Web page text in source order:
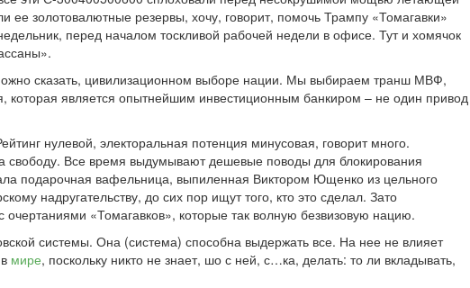
золотовалютные резервы, хочу, говорит, помочь Трампу «Томагавки»
перед началом тоскливой рабочей недели в офисе. Тут и хомячок
можно сказать, цивилизационном выборе нации. Мы выбираем транш МВФ,
является опытнейшим инвестиционным банкиром – не один привод
нулевой, электоральная потенция минусовая, говорит много.
Все время выдумывают дешевые поводы для блокирования
подарочная вафельница, выпиленная Виктором Ющенко из цельного
надругательству, до сих пор ищут того, кто это сделал. Зато
«Томагавков», которые так волную безвизовую нацию.
системы. Она (система) способна выдержать все. На нее не влияет
мире, поскольку никто не знает, шо с ней, с…ка, делать: то ли вкладывать,